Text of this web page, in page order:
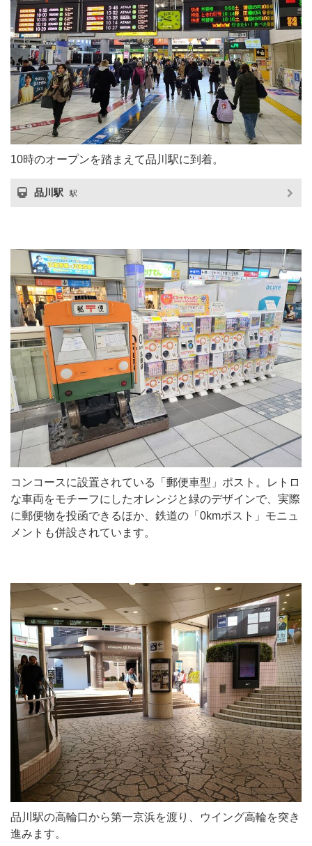
10時のオープンを踏まえて品川駅に到着。
品川駅 駅
コンコースに設置されている「郵便車型」ポスト。レトロ
な車両をモチーフにしたオレンジと緑のデザインで、実際
に郵便物を投函できるほか、鉄道の「0kmポスト」モニュ
メントも併設されています。
品川駅の高輪口から第一京浜を渡り、ウイング高輪を突き
進みます。